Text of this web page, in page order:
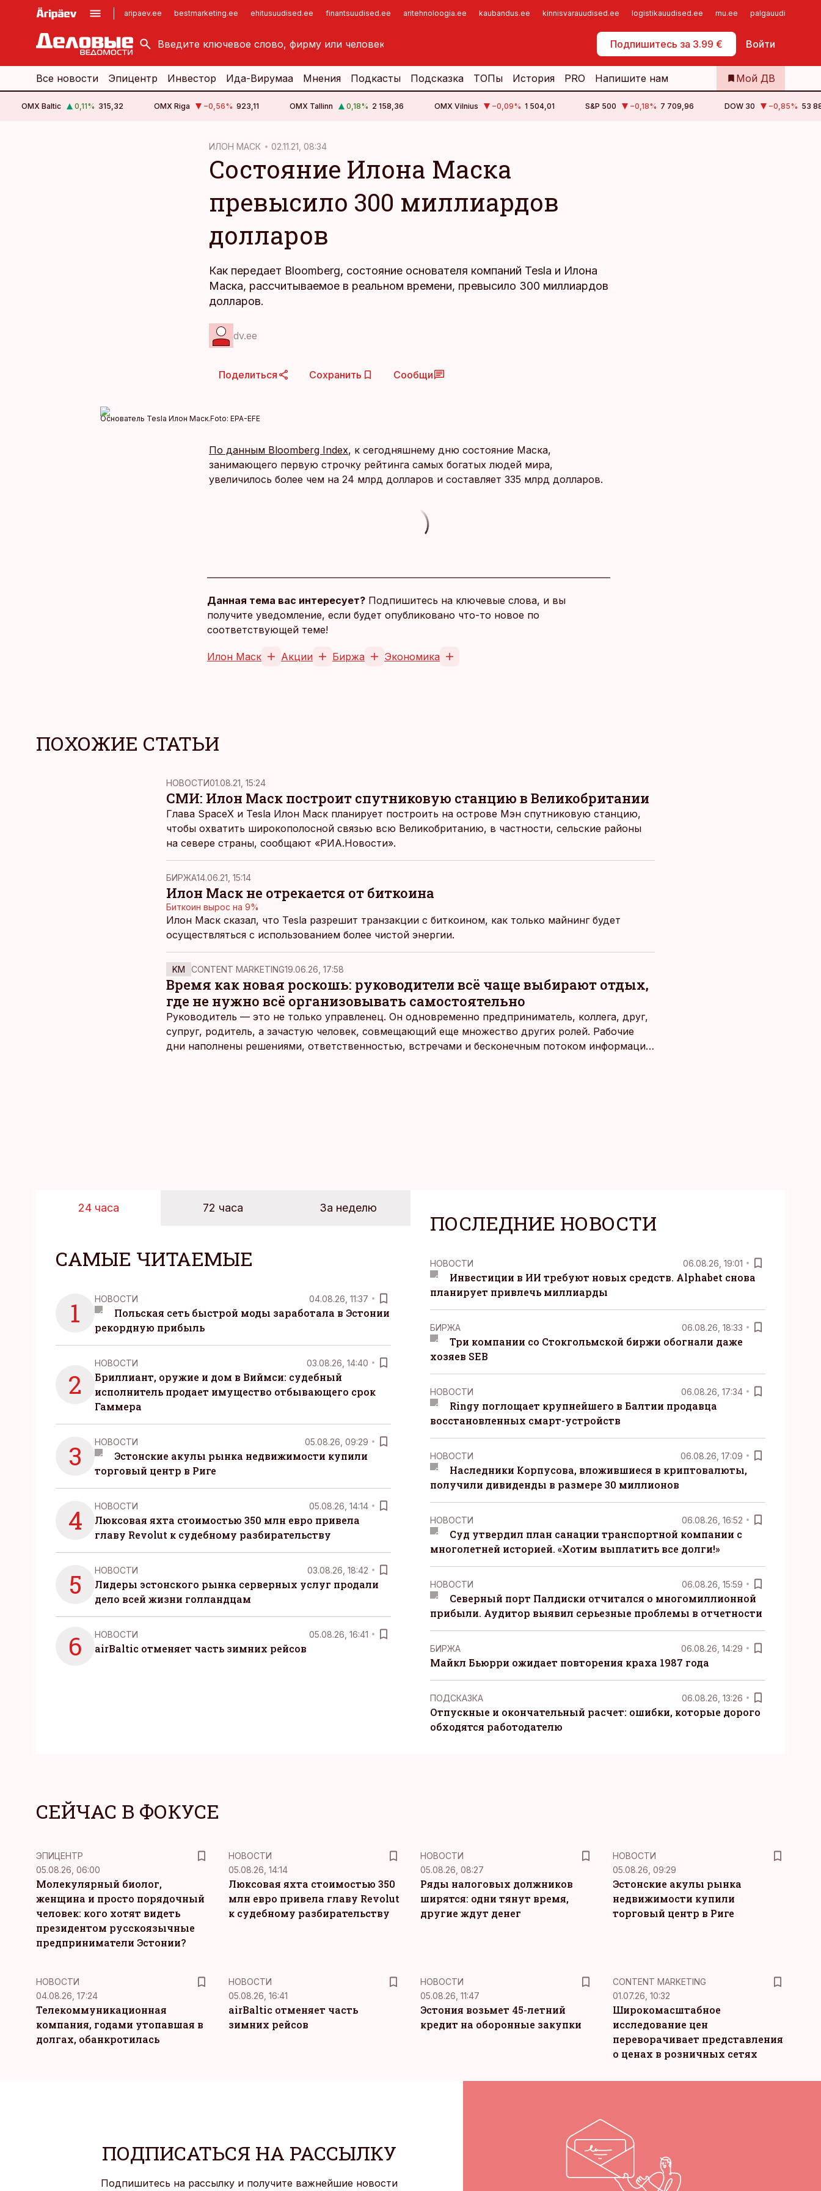
aripaev.ee bestmarketing.ee ehitusuudised.ee finantsuudised.ee aritehnoloogia.ee kaubandus.ee kinnisvarauudised.ee logistikauudised.ee mu.ee palgauudised.ee
Подпишитесь за 3.99 € Войти
kinnisvarauudised.ee
logistikauudised.ee
imelineajalugu.ee
Самообслуживание
Все новости Эпицентр Инвестор Ида-Вирумаа Мнения Подкасты Подсказка ТОПы История PRO Напишите нам Мой ДВ
OMX Baltic 0,11% 315,32 OMX Riga −0,56% 923,11 OMX Tallinn 0,18% 2 158,36 OMX Vilnius −0,09% 1 504,01 S&P 500 −0,18% 7 709,96 DOW 30 −0,85% 53
ИЛОН МАСК 02.11.21, 08:34
Состояние Илона Маска
превысило 300 миллиардов
долларов
Как передает Bloomberg, состояние основателя компаний Tesla и Илона
Маска, рассчитываемое в реальном времени, превысило 300 миллиардов
долларов.
dv.ee
Поделиться Сохранить Сообщи
Основатель Tesla Илон Маск.Foto: EPA-EFE
По данным Bloomberg Index, к сегодняшнему дню состояние Маска,
занимающего первую строчку рейтинга самых богатых людей мира,
увеличилось более чем на 24 млрд долларов и составляет 335 млрд долларов.
Данная тема вас интересует? Подпишитесь на ключевые слова, и вы
получите уведомление, если будет опубликовано что-то новое по
соответствующей теме!
Илон Маск Акции Биржа Экономика
ПОХОЖИЕ СТАТЬИ
НОВОСТИ01.08.21, 15:24
СМИ: Илон Маск построит спутниковую станцию в Великобритании
Глава SpaceX и Tesla Илон Маск планирует построить на острове Мэн спутниковую станцию,
чтобы охватить широкополосной связью всю Великобританию, в частности, сельские районы
на севере страны, сообщают «РИА.Новости».
БИРЖА14.06.21, 15:14
Илон Маск не отрекается от биткоина
Биткоин вырос на 9%
Илон Маск сказал, что Tesla разрешит транзакции с биткоином, как только майнинг будет
осуществляться с использованием более чистой энергии.
KM CONTENT MARKETING19.06.26, 17:58
Время как новая роскошь: руководители всё чаще выбирают отдых,
где не нужно всё организовывать самостоятельно
Руководитель — это не только управленец. Он одновременно предприниматель, коллега, друг,
супруг, родитель, а зачастую человек, совмещающий еще множество других ролей. Рабочие
дни наполнены решениями, ответственностью, встречами и бесконечным потоком информации,
24 часа 72 часа За неделю
САМЫЕ ЧИТАЕМЫЕ
1 НОВОСТИ 04.08.26, 11:37
Польская сеть быстрой моды заработала в Эстонии
рекордную прибыль
2
НОВОСТИ 03.08.26, 14:40
Бриллиант, оружие и дом в Виймси: судебный
исполнитель продает имущество отбывающего срок
Гаммера
3 НОВОСТИ 05.08.26, 09:29
Эстонские акулы рынка недвижимости купили
торговый центр в Риге
4 НОВОСТИ 05.08.26, 14:14
Люксовая яхта стоимостью 350 млн евро привела
главу Revolut к судебному разбирательству
5 НОВОСТИ 03.08.26, 18:42
Лидеры эстонского рынка серверных услуг продали
дело всей жизни голландцам
6 НОВОСТИ 05.08.26, 16:41
airBaltic отменяет часть зимних рейсов
ПОСЛЕДНИЕ НОВОСТИ
НОВОСТИ 06.08.26, 19:01
Инвестиции в ИИ требуют новых средств. Alphabet снова
планирует привлечь миллиарды
БИРЖА 06.08.26, 18:33
Три компании со Стокгольмской биржи обогнали даже
хозяев SEB
НОВОСТИ 06.08.26, 17:34
Ringy поглощает крупнейшего в Балтии продавца
восстановленных смарт-устройств
НОВОСТИ 06.08.26, 17:09
Наследники Корпусова, вложившиеся в криптовалюты,
получили дивиденды в размере 30 миллионов
НОВОСТИ 06.08.26, 16:52
Суд утвердил план санации транспортной компании с
многолетней историей. «Хотим выплатить все долги!»
НОВОСТИ 06.08.26, 15:59
Северный порт Палдиски отчитался о многомиллионной
прибыли. Аудитор выявил серьезные проблемы в отчетности
БИРЖА 06.08.26, 14:29
Майкл Бьюрри ожидает повторения краха 1987 года
ПОДСКАЗКА 06.08.26, 13:26
Отпускные и окончательный расчет: ошибки, которые дорого
обходятся работодателю
СЕЙЧАС В ФОКУСЕ
ЭПИЦЕНТР
05.08.26, 06:00
Молекулярный биолог,
женщина и просто порядочный
человек: кого хотят видеть
президентом русскоязычные
предприниматели Эстонии?
НОВОСТИ
05.08.26, 14:14
Люксовая яхта стоимостью 350
млн евро привела главу Revolut
к судебному разбирательству
НОВОСТИ
05.08.26, 08:27
Ряды налоговых должников
ширятся: одни тянут время,
другие ждут денег
НОВОСТИ
05.08.26, 09:29
Эстонские акулы рынка
недвижимости купили
торговый центр в Риге
НОВОСТИ
04.08.26, 17:24
Телекоммуникационная
компания, годами утопавшая в
долгах, обанкротилась
НОВОСТИ
05.08.26, 16:41
airBaltic отменяет часть
зимних рейсов
НОВОСТИ
05.08.26, 11:47
Эстония возьмет 45-летний
кредит на оборонные закупки
KM
CONTENT MARKETING
01.07.26, 10:32
Широкомасштабное
исследование цен
переворачивает представления
о ценах в розничных сетях
ПОДПИСАТЬСЯ НА РАССЫЛКУ
Подпишитесь на рассылку и получите важнейшие новости